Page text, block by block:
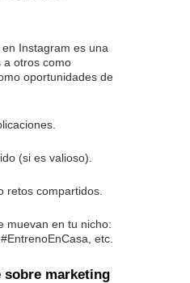
Instagram es una
a otros como
oportunidades de
(si es valioso).
retos compartidos.
muevan en tu nicho:
etc.
sobre marketing